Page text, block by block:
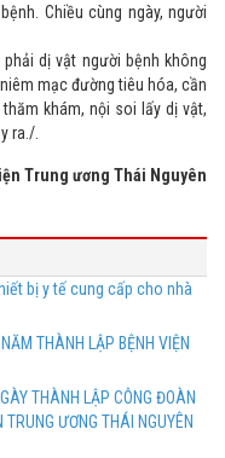
Chiều cùng ngày, người
dị vật người bệnh không
mạc đường tiêu hóa, cần
khám, nội soi lấy dị vật,
ra./.
Trung ương Thái Nguyên
bị y tế cung cấp cho nhà
THÀNH LẬP BỆNH VIỆN
THÀNH LẬP CÔNG ĐOÀN
ƯƠNG THÁI NGUYÊN